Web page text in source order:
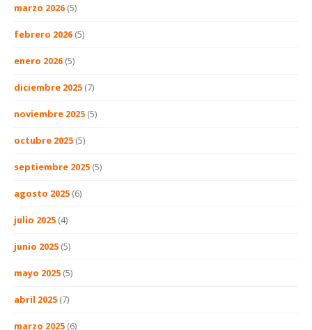
marzo 2026 (5)
febrero 2026 (5)
enero 2026 (5)
diciembre 2025 (7)
noviembre 2025 (5)
octubre 2025 (5)
septiembre 2025 (5)
agosto 2025 (6)
julio 2025 (4)
junio 2025 (5)
mayo 2025 (5)
abril 2025 (7)
marzo 2025 (6)